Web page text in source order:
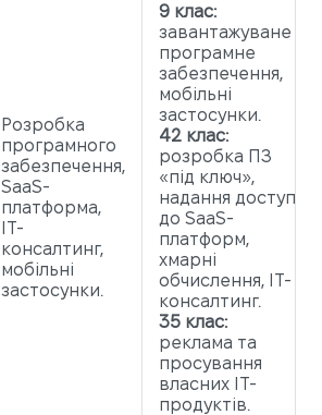
Розробка
програмного
забезпечення,
SaaS-
платформа,
IT-
консалтинг,
мобільні
застосунки.
9 клас:
завантажуване
програмне
забезпечення,
мобільні
застосунки.
42 клас:
розробка ПЗ
«під ключ»,
надання доступу
до SaaS-
платформ,
хмарні
обчислення, IT-
консалтинг.
35 клас:
реклама та
просування
власних IT-
продуктів.